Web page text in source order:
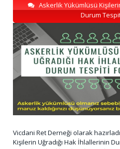
Askerlik Yükümlüsü
Durum
Vicdani Ret Derneği olarak
Kişilerin Uğradığı Hak İhlallerinin